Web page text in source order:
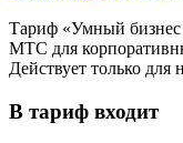
Тариф «Умный
МТС для
Действует только для
В тариф входит